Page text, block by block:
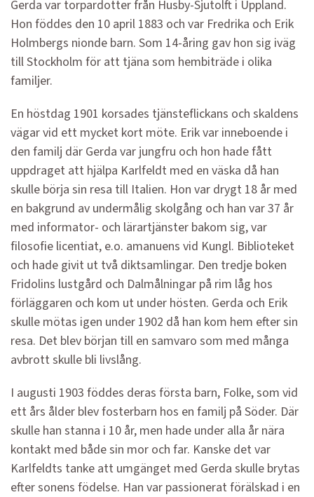
Gerda var torpardotter från Husby-Sjutolft i Uppland.
Hon föddes den 10 april 1883 och var Fredrika och Erik
Holmbergs nionde barn. Som 14-åring gav hon sig iväg
till Stockholm för att tjäna som hembiträde i olika
familjer.
En höstdag 1901 korsades tjänsteflickans och skaldens
vägar vid ett mycket kort möte. Erik var inneboende i
den familj där Gerda var jungfru och hon hade fått
uppdraget att hjälpa Karlfeldt med en väska då han
skulle börja sin resa till Italien. Hon var drygt 18 år med
en bakgrund av undermålig skolgång och han var 37 år
med informator- och lärartjänster bakom sig, var
filosofie licentiat, e.o. amanuens vid Kungl. Biblioteket
och hade givit ut två diktsamlingar. Den tredje boken
Fridolins lustgård och Dalmålningar på rim låg hos
förläggaren och kom ut under hösten. Gerda och Erik
skulle mötas igen under 1902 då han kom hem efter sin
resa. Det blev början till en samvaro som med många
avbrott skulle bli livslång.
I augusti 1903 föddes deras första barn, Folke, som vid
ett års ålder blev fosterbarn hos en familj på Söder. Där
skulle han stanna i 10 år, men hade under alla år nära
kontakt med både sin mor och far. Kanske det var
Karlfeldts tanke att umgänget med Gerda skulle brytas
efter sonens födelse. Han var passionerat förälskad i en